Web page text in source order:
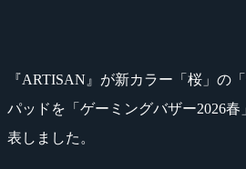
『ARTISAN』が新カラー「桜」の
パッドを「ゲーミングバザー2026
表しました。